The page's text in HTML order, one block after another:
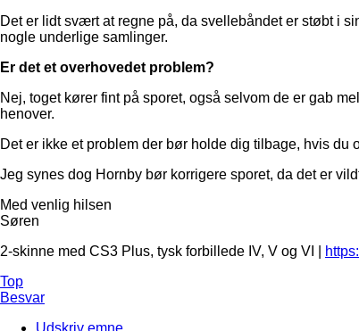
Det er lidt svært at regne på, da svellebåndet er støbt i
nogle underlige samlinger.
Er det et overhovedet problem?
Nej, toget kører fint på sporet, også selvom de er gab
henover.
Det er ikke et problem der bør holde dig tilbage, hvis du
Jeg synes dog Hornby bør korrigere sporet, da det er
Med venlig hilsen
Søren
2-skinne med CS3 Plus, tysk forbillede IV, V og VI |
Top
Besvar